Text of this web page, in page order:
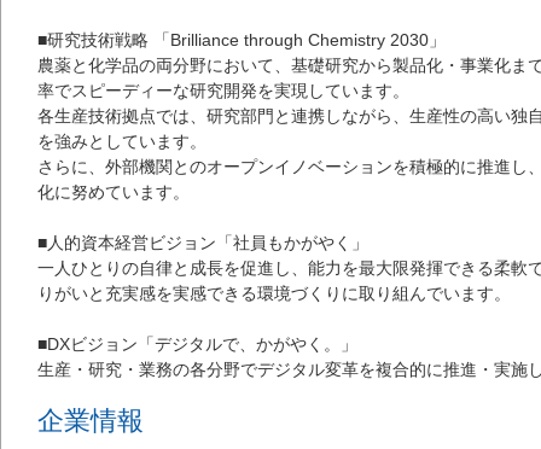
■研究技術戦略 「Brilliance through Chemistry 2030」
農薬と化学品の両分野において、基礎研究から製品化・事業化ま
率でスピーディーな研究開発を実現しています。
各生産技術拠点では、研究部門と連携しながら、生産性の高い独
を強みとしています。
さらに、外部機関とのオープンイノベーションを積極的に推進し
化に努めています。
■人的資本経営ビジョン「社員もかがやく」
一人ひとりの自律と成長を促進し、能力を最大限発揮できる柔軟
りがいと充実感を実感できる環境づくりに取り組んでいます。
■DXビジョン「デジタルで、かがやく。」
生産・研究・業務の各分野でデジタル変革を複合的に推進・実施
企業情報